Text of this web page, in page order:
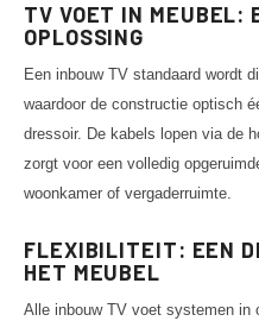
TV VOET IN MEUBEL:
OPLOSSING
Een inbouw TV standaard wordt
waardoor de constructie optisch
dressoir. De kabels lopen via de
zorgt voor een volledig
woonkamer of vergaderruimte.
FLEXIBILITEIT: EEN
HET MEUBEL
Alle inbouw TV voet systemen in